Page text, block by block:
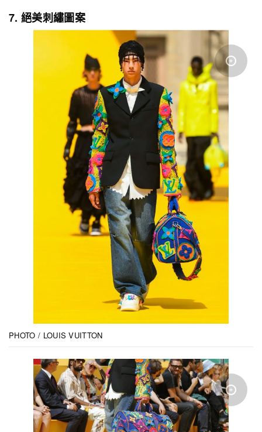
7. 絕美刺繡圖案
PHOTO / LOUIS VUITTON